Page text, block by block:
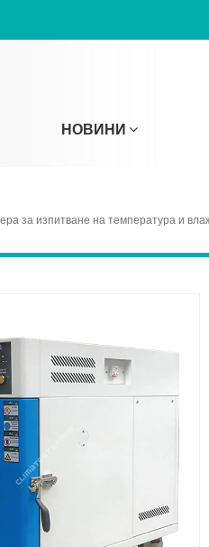
НОВИНИ
за изпитване на температура и